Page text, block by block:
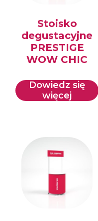
Stoisko
degustacyjne
PRESTIGE
WOW CHIC
Dowiedz się
więcej